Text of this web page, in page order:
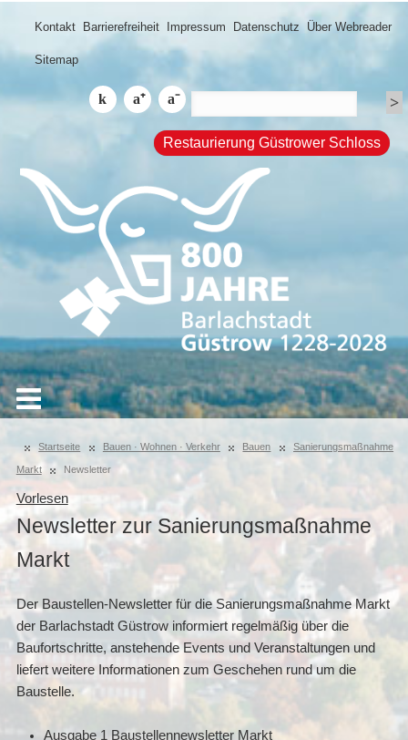
Kontakt Barrierefreiheit Impressum Datenschutz Über Webreader
Sitemap
Restaurierung Güstrower Schloss
Startseite Bauen · Wohnen · Verkehr Bauen Sanierungsmaßnahme
Markt Newsletter
Vorlesen
Newsletter zur Sanierungsmaßnahme
Markt
Der Baustellen-Newsletter für die Sanierungsmaßnahme Markt
der Barlachstadt Güstrow informiert regelmäßig über die
Baufortschritte, anstehende Events und Veranstaltungen und
liefert weitere Informationen zum Geschehen rund um die
Baustelle.
Ausgabe 1 Baustellennewsletter Markt